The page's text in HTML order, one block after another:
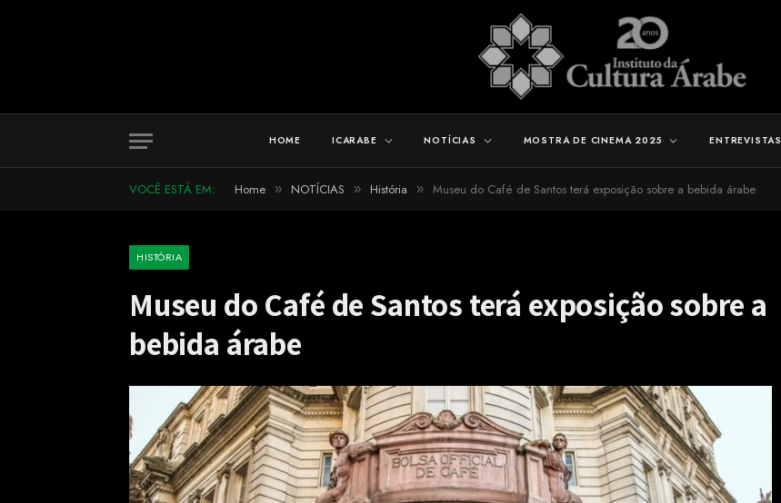
HOME ICARABE NOTÍCIAS MOSTRA DE CINEMA 2025 ENTREVISTAS
VOCÊ ESTÁ EM: Home » NOTÍCIAS » História » Museu do Café de Santos terá exposição sobre a bebida árabe
HISTÓRIA
Museu do Café de Santos terá exposição sobre a
bebida árabe